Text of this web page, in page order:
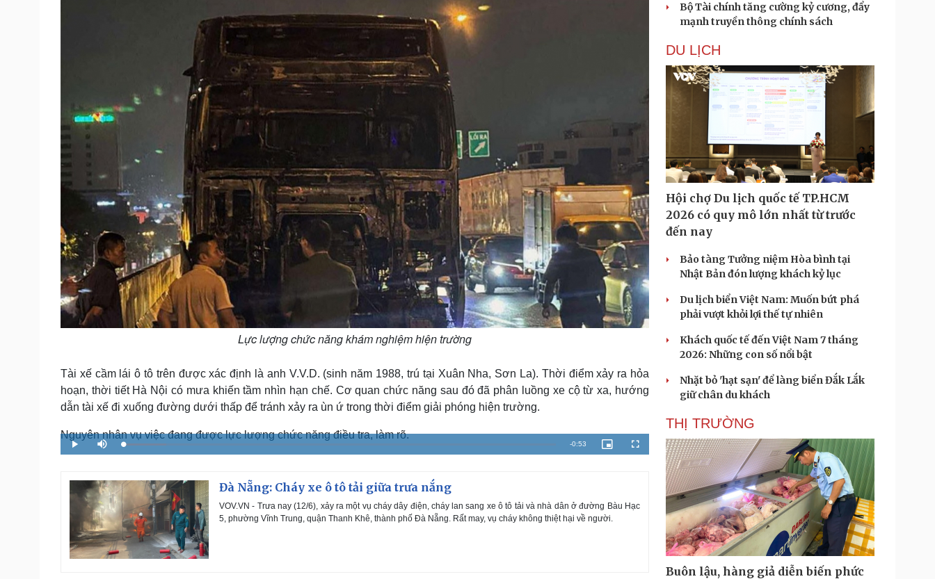
Lực lượng chức năng khám nghiệm hiện trường
Tài xế cầm lái ô tô trên được xác định là anh V.V.D. (sinh năm 1988, trú tại Xuân Nha, Sơn La). Thời điểm xảy ra hỏa
hoạn, thời tiết Hà Nội có mưa khiến tầm nhìn hạn chế. Cơ quan chức năng sau đó đã phân luồng xe cộ từ xa, hướng
dẫn tài xế đi xuống đường dưới thấp để tránh xảy ra ùn ứ trong thời điểm giải phóng hiện trường.
Nguyên nhân vụ việc đang được lực lượng chức năng điều tra, làm rõ.
P
l
M
u
L
o
d
:
8
9
%
R
a
-0:53
P
i
i
n
-
P
F
u
e
n
Đà Nẵng: Cháy xe ô tô tải giữa trưa nắng
VOV.VN - Trưa nay (12/6), xảy ra một vụ cháy dây điện, cháy lan sang xe ô tô tải và nhà dân ở đường Bàu Hạc
5, phường Vĩnh Trung, quận Thanh Khê, thành phố Đà Nẵng. Rất may, vụ cháy không thiệt hại về người.
Bộ Tài chính tăng cường kỷ cương, đẩy
mạnh truyền thông chính sách
DU LỊCH
Hội chợ Du lịch quốc tế TP.HCM
2026 có quy mô lớn nhất từ trước
đến nay
Bảo tàng Tưởng niệm Hòa bình tại
Nhật Bản đón lượng khách kỷ lục
Du lịch biển Việt Nam: Muốn bứt phá
phải vượt khỏi lợi thế tự nhiên
Khách quốc tế đến Việt Nam 7 tháng
2026: Những con số nổi bật
Nhặt bỏ 'hạt sạn' để làng biển Đắk Lắk
giữ chân du khách
THỊ TRƯỜNG
Buôn lậu, hàng giả diễn biến phức